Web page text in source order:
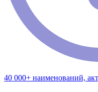
40 000+ наименований,